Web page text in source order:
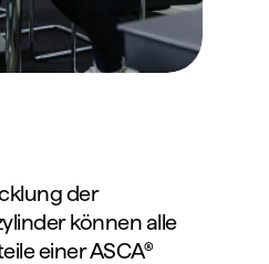
der
können alle
einer ASCA®